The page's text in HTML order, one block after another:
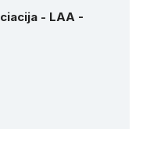
- LAA -